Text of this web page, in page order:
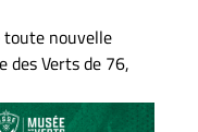
toute nouvelle
des Verts de 76,